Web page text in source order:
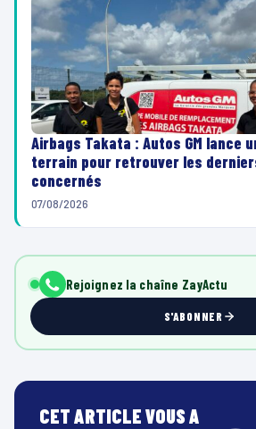
Airbags Takata : Autos GM lance
terrain pour retrouver les
concernés
07/08/2026
Rejoignez la chaîne ZayActu
S'ABONNER
CET ARTICLE VOUS A